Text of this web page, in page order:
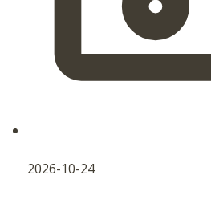
2026-10-24